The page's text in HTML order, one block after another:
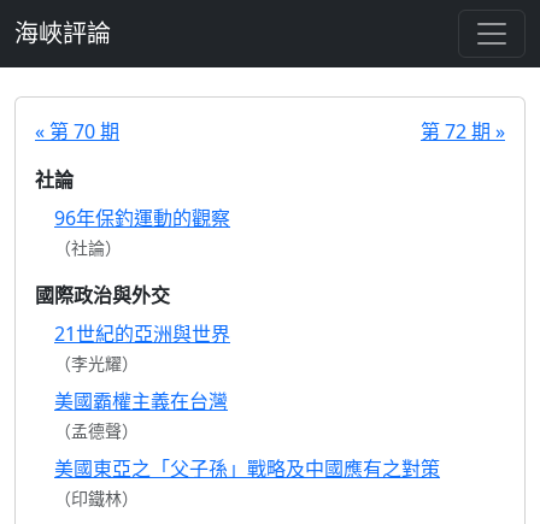
海峽評論
« 第 70 期
第 72 期 »
社論
96年保釣運動的觀察
（社論）
國際政治與外交
21世紀的亞洲與世界
（李光耀）
美國霸權主義在台灣
（孟德聲）
美國東亞之「父子孫」戰略及中國應有之對策
（印鐵林）